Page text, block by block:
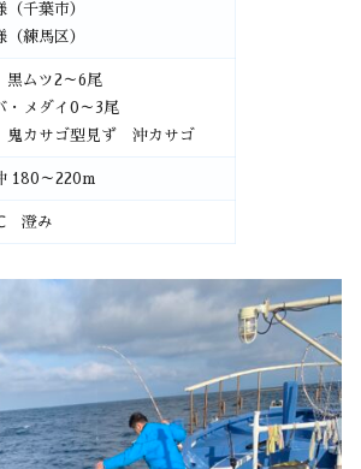
（千葉市）
（練馬区）
ムツ2～6尾
メダイ0～3尾
鬼カサゴ型見ず 沖カサゴ
180～220m
澄み